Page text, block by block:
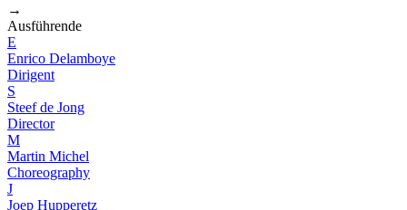
→
Ausführende
E
Enrico Delamboye
Dirigent
S
Steef de Jong
Director
M
Martin Michel
Choreography
J
Joep Hupperetz